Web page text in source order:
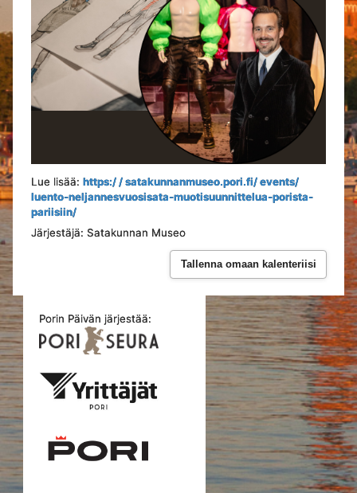
Lue lisää: https:/ / satakunnanmuseo.pori.fi/ events/
luento-neljannesvuosisata-muotisuunnittelua-porista-
pariisiin/
Järjestäjä: Satakunnan Museo
Tallenna omaan kalenteriisi
Porin Päivän järjestää: